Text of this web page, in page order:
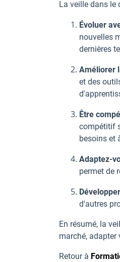
La veille dans
Évoluer
nouvelles
dernières
Améliorer
et des
Être
compétitif
besoins et
Adaptez-
permet de
d'autres
En résumé, la
marché,
Retour à